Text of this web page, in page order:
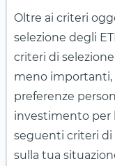
Oltre ai criteri
selezione degli
criteri di
meno importanti,
preferenze
investimento per
seguenti criteri di
sulla tua